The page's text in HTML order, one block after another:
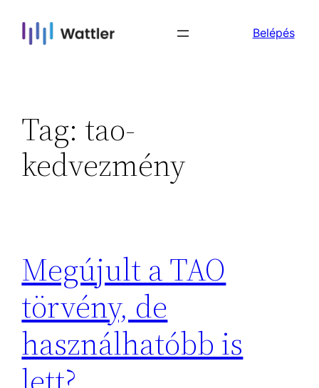
Belépés
Tag: tao-
kedvezmény
Megújult a TAO
törvény, de
használhatóbb is